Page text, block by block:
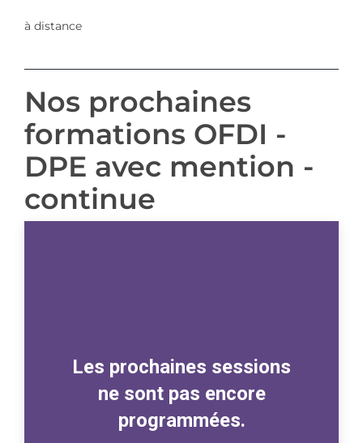
à distance
Nos prochaines
formations OFDI -
DPE avec mention -
continue
Les prochaines sessions
ne sont pas encore
programmées.